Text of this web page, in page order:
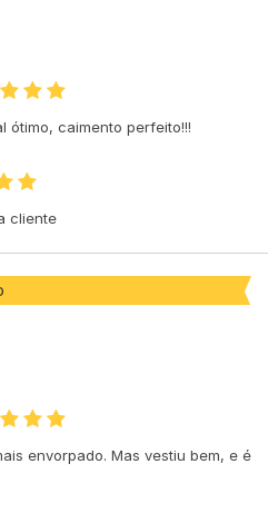
ótimo, caimento perfeito!!!
cliente
envorpado. Mas vestiu bem, e é